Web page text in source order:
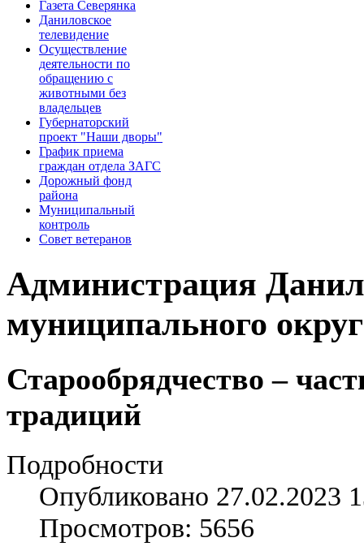
Газета Северянка
Даниловское
телевидение
Осуществление
деятельности по
обращению с
животными без
владельцев
Губернаторский
проект "Наши дворы"
График приема
граждан отдела ЗАГС
Дорожный фонд
района
Муниципальный
контроль
Совет ветеранов
Администрация
муниципального
Старообрядчество –
традиций
Подробности
Опубликовано 27.02.2023
Просмотров: 5656